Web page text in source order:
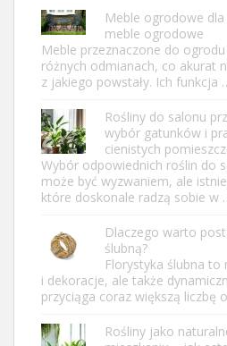
Meble ogrodowe
meble ogrodowe
Meble przeznaczone do
różnych odmianach, co akurat
z jakiego powstały. Ich funkcja
Rośliny do salonu
wybór gatunków i
cienistych
Wybór odpowiednich roślin do
może być wyzwaniem, ale
które doskonale radzą sobie w
Dlaczego warto
ślubną?
Florystyka ślubna to
i dekoracje, ale także
przyciąga coraz większą liczbę
Rośliny jako